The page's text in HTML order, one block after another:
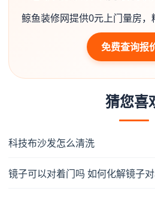
鲸鱼装修网提供0元上门量房
免费查询报
猜您喜
科技布沙发怎么清洗
镜子可以对着门吗 如何化解镜子